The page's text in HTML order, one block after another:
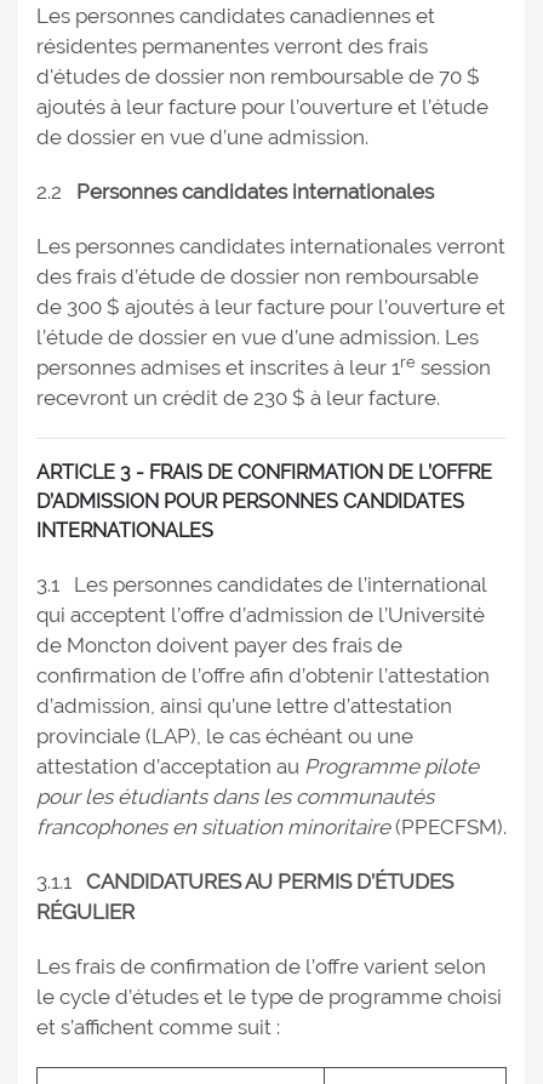
Les personnes candidates canadiennes et
résidentes permanentes verront des frais
d'études de dossier non remboursable de 70 $
ajoutés à leur facture pour l’ouverture et l’étude
de dossier en vue d’une admission.
2.2 Personnes candidates internationales
Les personnes candidates internationales verront
des frais d’étude de dossier non remboursable
de 300 $ ajoutés à leur facture pour l’ouverture et
l’étude de dossier en vue d’une admission. Les
personnes admises et inscrites à leur 1re session
recevront un crédit de 230 $ à leur facture.
ARTICLE 3 - FRAIS DE CONFIRMATION DE L’OFFRE
D’ADMISSION POUR PERSONNES CANDIDATES
INTERNATIONALES
3.1 Les personnes candidates de l’international
qui acceptent l’offre d’admission de l’Université
de Moncton doivent payer des frais de
confirmation de l’offre afin d’obtenir l’attestation
d’admission, ainsi qu’une lettre d’attestation
provinciale (LAP), le cas échéant ou une
attestation d’acceptation au Programme pilote
pour les étudiants dans les communautés
francophones en situation minoritaire(PPECFSM).
3.1.1 CANDIDATURES AU PERMIS D’ÉTUDES
RÉGULIER
Les frais de confirmation de l’offre varient selon
le cycle d’études et le type de programme choisi
et s’affichent comme suit :